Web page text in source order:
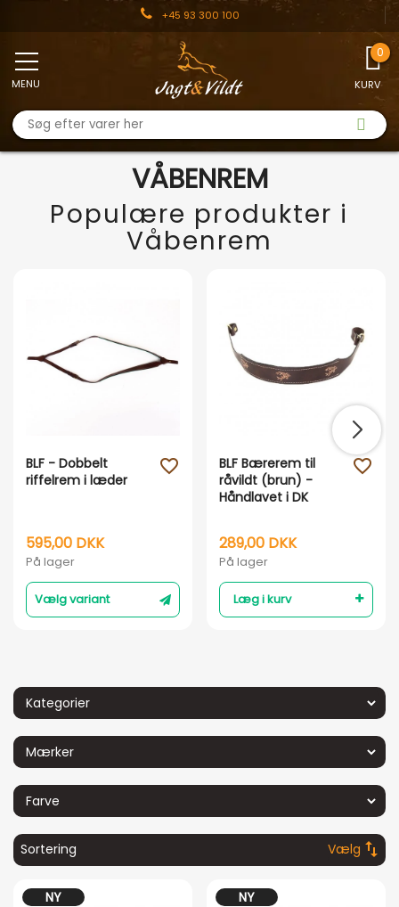
+45 93 300 100
KURV
MENU
VÅBENREM
Populære produkter i
Våbenrem
Vis her
BLF - Dobbelt
riffelrem i læder
595,00 DKK
På lager
Vælg variant
favorite_outline
Vis her
BLF Bærerem til
råvildt (brun) -
Håndlavet i DK
289,00 DKK
På lager
Læg i kurv
favorite_outline
Sortering Vælg swap_vert
NY NY